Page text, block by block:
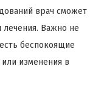
врач сможет
лечения. Важно не
беспокоящие
изменения в